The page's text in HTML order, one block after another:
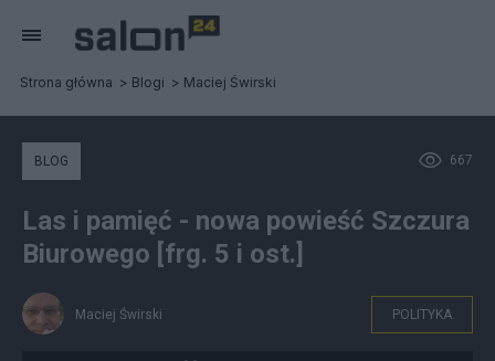
Strona główna Blogi Maciej Świrski
667
BLOG
Las i pamięć - nowa powieść Szczura
Biurowego [frg. 5 i ost.]
Maciej Świrski POLITYKA